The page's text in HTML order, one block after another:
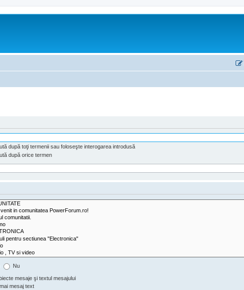
după toţi termenii sau foloseşte interogarea introdusă
după orice termen
Nu
mesaje şi textul mesajului
mesaj text